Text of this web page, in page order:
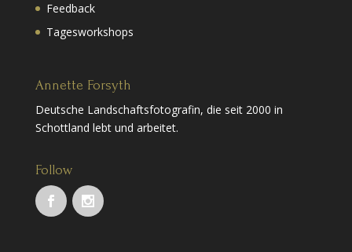
Feedback
Tagesworkshops
Annette Forsyth
Deutsche Landschaftsfotografin, die seit 2000 in
Schottland lebt und arbeitet.
Follow